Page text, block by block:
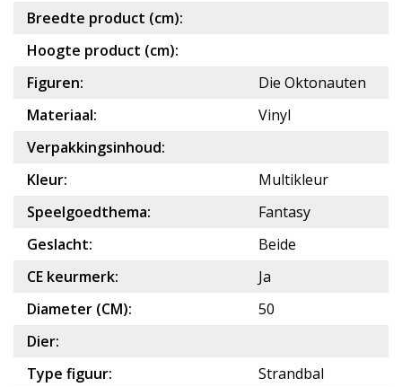
Breedte product (cm):
Hoogte product (cm):
Figuren:
Die Oktonauten
Materiaal:
Vinyl
Verpakkingsinhoud:
Kleur:
Multikleur
Speelgoedthema:
Fantasy
Geslacht:
Beide
CE keurmerk:
Ja
Diameter (CM):
50
Dier:
Type figuur:
Strandbal